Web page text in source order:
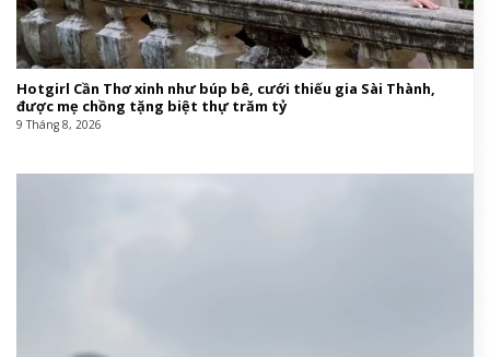
Hotgirl Cần Thơ xinh như búp bê, cưới thiếu gia Sài Thành,
được mẹ chồng tặng biệt thự trăm tỷ
9 Tháng 8, 2026